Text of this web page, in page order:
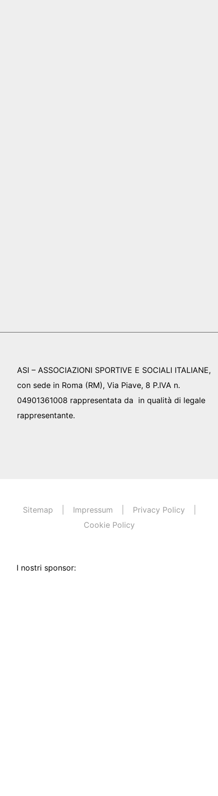
ASI – ASSOCIAZIONI SPORTIVE E SOCIALI ITALIANE,
con sede in Roma (RM), Via Piave, 8 P.IVA n.
04901361008 rappresentata da in qualità di legale
rappresentante.
Sitemap Impressum
Privacy Policy
Cookie Policy
I nostri sponsor: